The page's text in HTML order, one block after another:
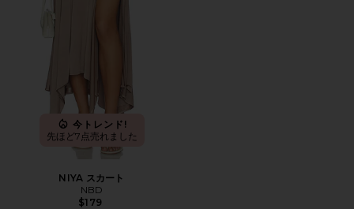
今トレンド!
先ほど7点売れました
NIYA スカート
NBD
$179